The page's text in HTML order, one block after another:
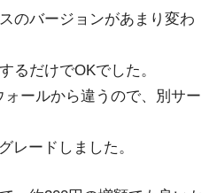
のバージョンがあまり変わ
るだけでOKでした。
ールから違うので、別サー
レードしました。